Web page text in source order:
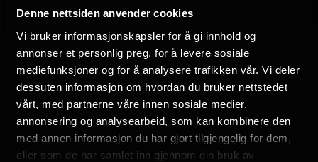
Denne nettsiden anvender cookies
Vi bruker informasjonskapsler for å gi innhold og
annonser et personlig preg, for å levere sosiale
mediefunksjoner og for å analysere trafikken vår. Vi deler
dessuten informasjon om hvordan du bruker nettstedet
vårt, med partnerne våre innen sosiale medier,
annonsering og analysearbeid, som kan kombinere den
med annen informasjon du har gjort tilgjengelig for dem,
eller som de har samlet inn gjennom din bruk av
Paw Patrol: Dinofilmen
Se
tider
Minions & monstre
Se
tider